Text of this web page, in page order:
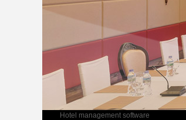
Hotel management software